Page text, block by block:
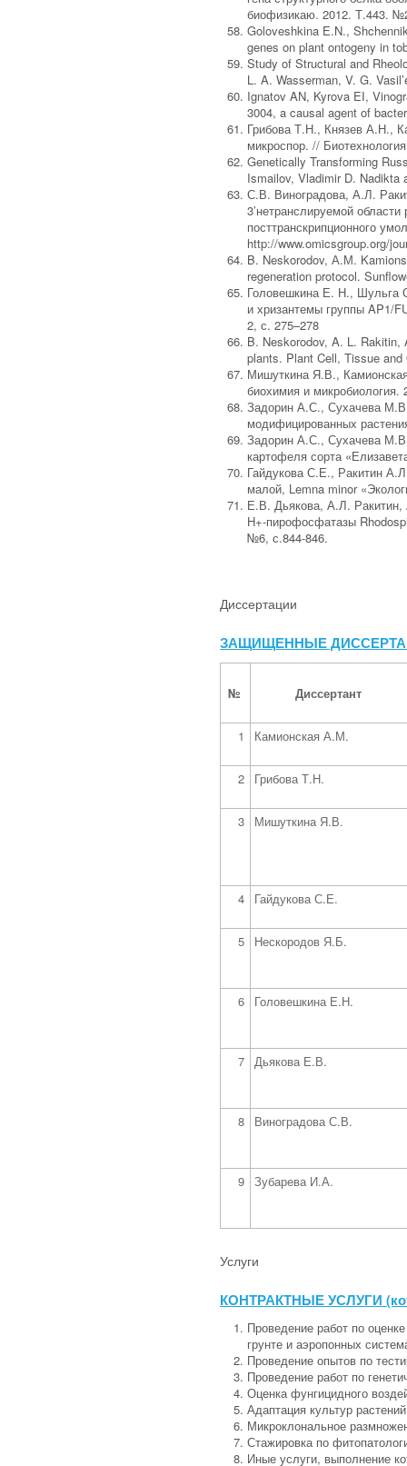
биофизикаю. 2012. Т.443.
Goloveshkina E.N.,
genes on plant ontogeny in
Study of Structural and
L. A. Wasserman, V. G.
Ignatov AN, Kyrova EI,
3004, a causal agent of
Грибова Т.Н., Князев А.Н.,
микроспор. //
Genetically Transforming
Ismailov, Vladimir D. Nadikta
С.В. Виноградова, А.Л.
3’нетранслируемой
посттранскрипционного
http://www.omicsgroup.org/
B. Neskorodov, А.М.
regeneration protocol.
Головешкина Е. Н., Шульга
и хризантемы группы AP1/
2, с. 275–278
B. Neskorodov, A. L. Rakitin,
plants. Plant Cell, Tissue and
Мишуткина Я.В.,
биохимия и
Задорин А.С., Сухачева
модифицированных
Задорин А.С., Сухачева
картофеля сорта
Гайдукова С.Е., Ракитин
малой, Lemna minor
Е.В. Дьякова, А.Л. Ракитин,
H+-пирофосфатазы
№6, с.844-846.
Диссертации
ЗАЩИЩЕННЫЕ
№ Диссертант
1 Камионская А.М.
2 Грибова Т.Н.
3 Мишуткина Я.В.
4 Гайдукова С.Е.
5 Нескородов Я.Б.
6 Головешкина Е.Н.
7 Дьякова Е.В.
8 Виноградова С.В.
9 Зубарева И.А.
Услуги
КОНТРАКТНЫЕ УСЛУГИ
Проведение работ по
грунте и аэропонных
Проведение опытов по
Проведение работ по
Оценка фунгицидного
Адаптация культур
Микроклональное
Стажировка по
Иные услуги, выполнение